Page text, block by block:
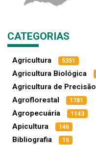
CATEGORIAS
Agricultura 5351
Agricultura Biológica
Agricultura de Precisão
Agroflorestal 1781
Agropecuária 1143
Apicultura 146
Bibliografia 15